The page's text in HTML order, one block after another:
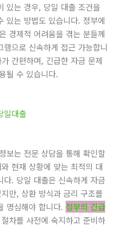
있는 경우, 당일 대출 조건을
있는 방법도 있습니다. 정부에
경제적 어려움을 겪는 분들께
으로 신속하게 접근 가능합니
간편하며, 긴급한 자금 문제
될 수 있습니다.
일대출
보는 전문 상담을 통해 확인할
현재 상황에 맞는 최적의 대
다. 당일 대출은 신속하게 자금
만, 상환 방식과 금리 구조를
명심해야 합니다. 정부의 긴급
차를 사전에 숙지하고 준비하